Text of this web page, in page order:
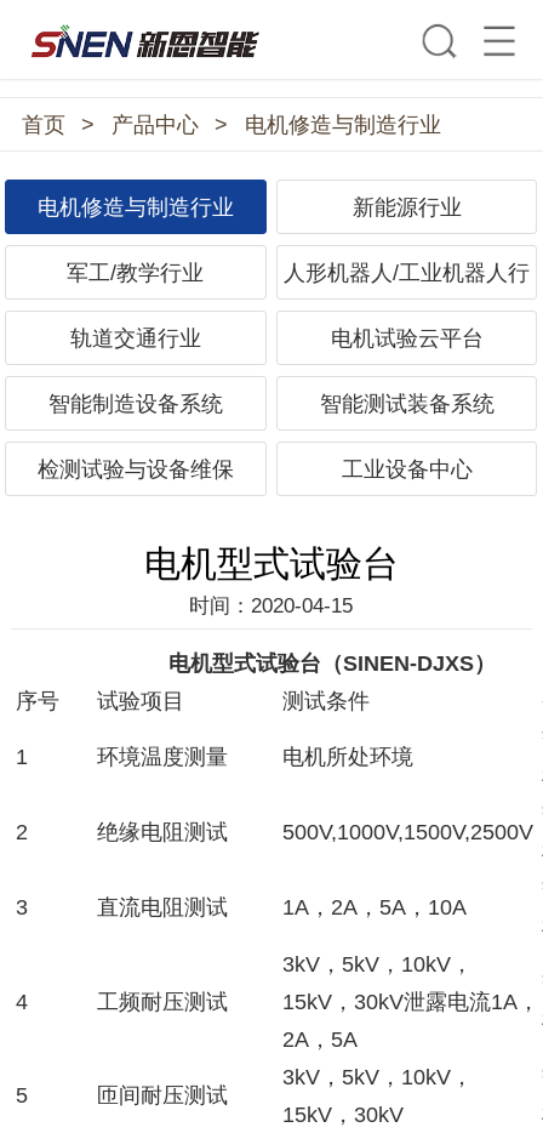
首页 > 产品中心 > 电机修造与制造行业
电机修造与制造行业 新能源行业
军工/教学行业 人形机器人/工业机器人行
业
轨道交通行业 电机试验云平台
智能制造设备系统 智能测试装备系统
检测试验与设备维保 工业设备中心
电机型式试验台
时间：2020-04-15
电机型式试验台（SINEN-DJXS）
序号
试验项目 测试条件
1 环境温度测量 电机所处环境
2 绝缘电阻测试 500V,1000V,1500V,2500V
3 直流电阻测试 1A，2A，5A，10A
4 工频耐压测试
3kV，5kV，10kV，
15kV，30kV泄露电流1A，
2A，5A
5 匝间耐压测试
3kV，5kV，10kV，
15kV，30kV